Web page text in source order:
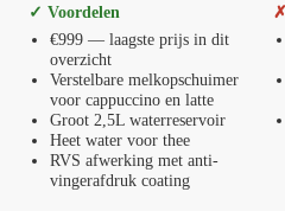
✓ Voordelen
€999 — laagste prijs in dit
overzicht
Verstelbare melkopschuimer
voor cappuccino en latte
Groot 2,5L waterreservoir
Heet water voor thee
RVS afwerking met anti-
vingerafdruk coating